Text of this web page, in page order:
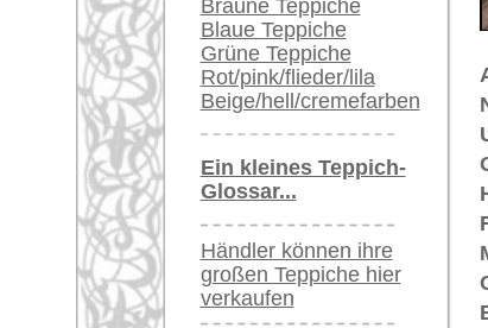
Malayer befindet sich in
Hamadans , sind die in
mehr nach dem 100 km
genannt) obwohl sie meist
Jahrhundert war der
genannt. AntikeFarahan
Wertsteigerung also zu
riesige
United